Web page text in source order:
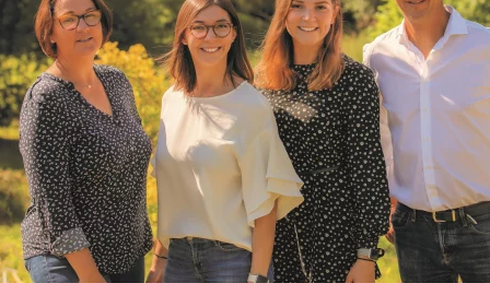
Cultuur & Steden
Events
reservering & service
Rheinhessen-Blog kaart